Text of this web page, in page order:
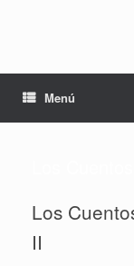
Menú
Los
II